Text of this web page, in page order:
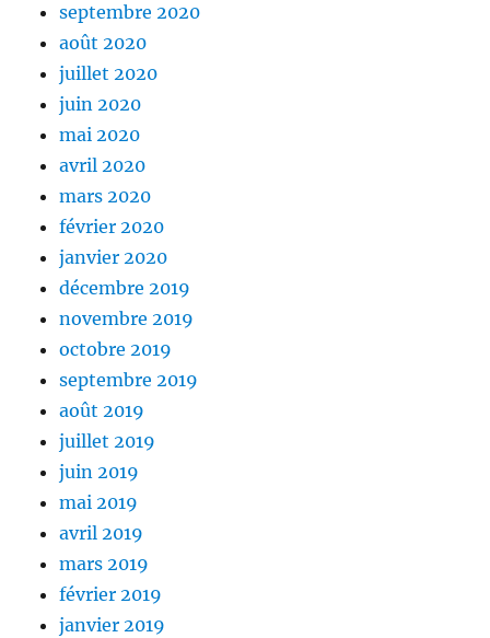
septembre 2020
août 2020
juillet 2020
juin 2020
mai 2020
avril 2020
mars 2020
février 2020
janvier 2020
décembre 2019
novembre 2019
octobre 2019
septembre 2019
août 2019
juillet 2019
juin 2019
mai 2019
avril 2019
mars 2019
février 2019
janvier 2019